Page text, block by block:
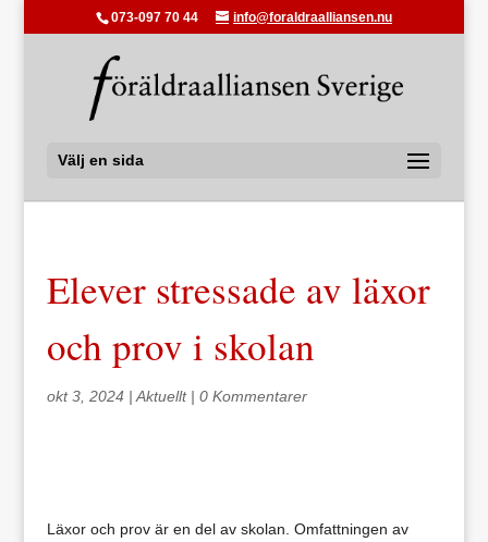
073-097 70 44 info@foraldraalliansen.nu
Välj en sida
Elever stressade av läxor
och prov i skolan
okt 3, 2024| Aktuellt| 0 Kommentarer
Läxor och prov är en del av skolan. Omfattningen av